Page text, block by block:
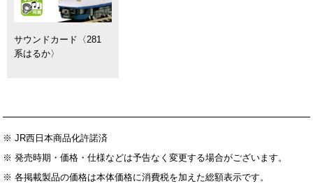
サウンドカード〈281
系はるか〉
※ JR西日本商品化許諾済
※ 発売時期・価格・仕様などは予告なく変更する場合がございます。
※ 各掲載製品の価格は本体価格に消費税を加えた総額表示です。